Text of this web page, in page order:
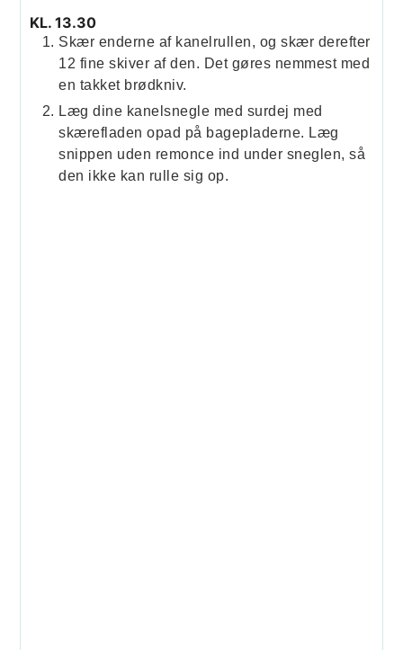
KL. 13.30
Skær enderne af kanelrullen, og skær derefter
12 fine skiver af den. Det gøres nemmest med
en takket brødkniv.
Læg dine kanelsnegle med surdej med
skærefladen opad på bagepladerne. Læg
snippen uden remonce ind under sneglen, så
den ikke kan rulle sig op.